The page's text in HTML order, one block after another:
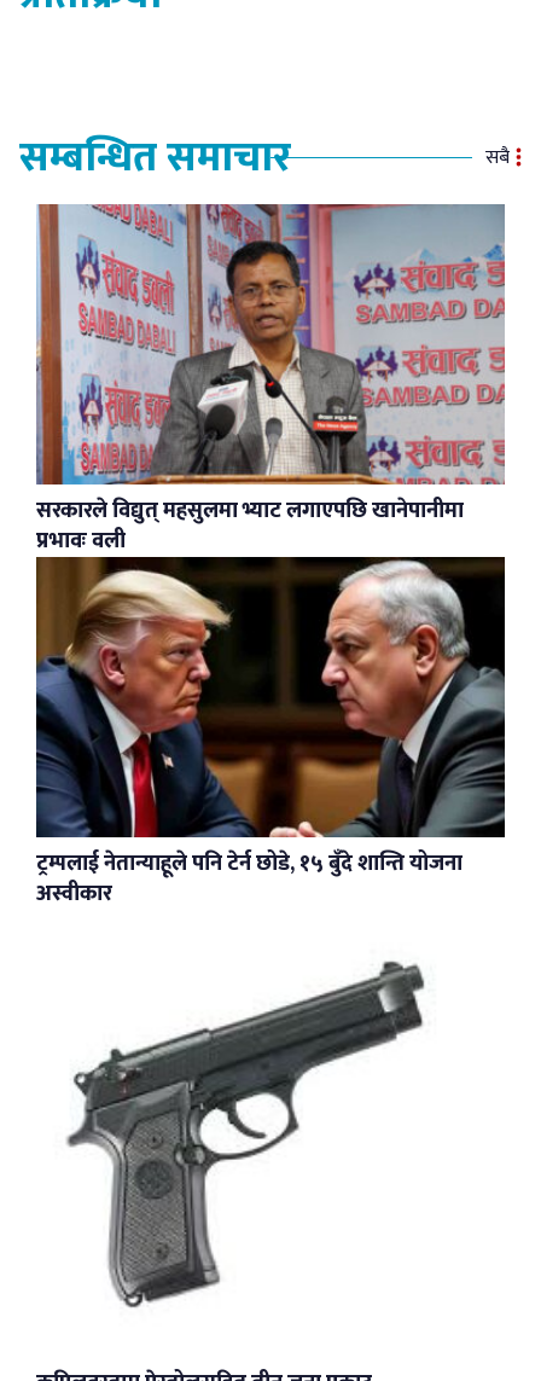
सम्बन्धित समाचार सबै
सरकारले विद्युत् महसुलमा भ्याट लगाएपछि खानेपानीमा
प्रभावः वली
ट्रम्पलाई नेतान्याहूले पनि टेर्न छोडे, १५ बुँदे शान्ति योजना
अस्वीकार